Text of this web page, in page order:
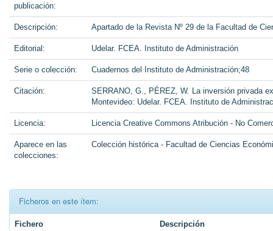
publicación:
Descripción: Apartado de la Revista Nº 29 de la Facultad de
Editorial: Udelar. FCEA. Instituto de Administración
Serie o colección: Cuadernos del Instituto de Administración;48
Citación:
SERRANO, G., PÉREZ, W. La inversión privada
Montevideo: Udelar. FCEA. Instituto de
Licencia: Licencia Creative Commons Atribución - No
Aparece en las
colecciones:
Colección histórica - Facultad de Ciencias
Ficheros en este ítem:
Fichero Descripción